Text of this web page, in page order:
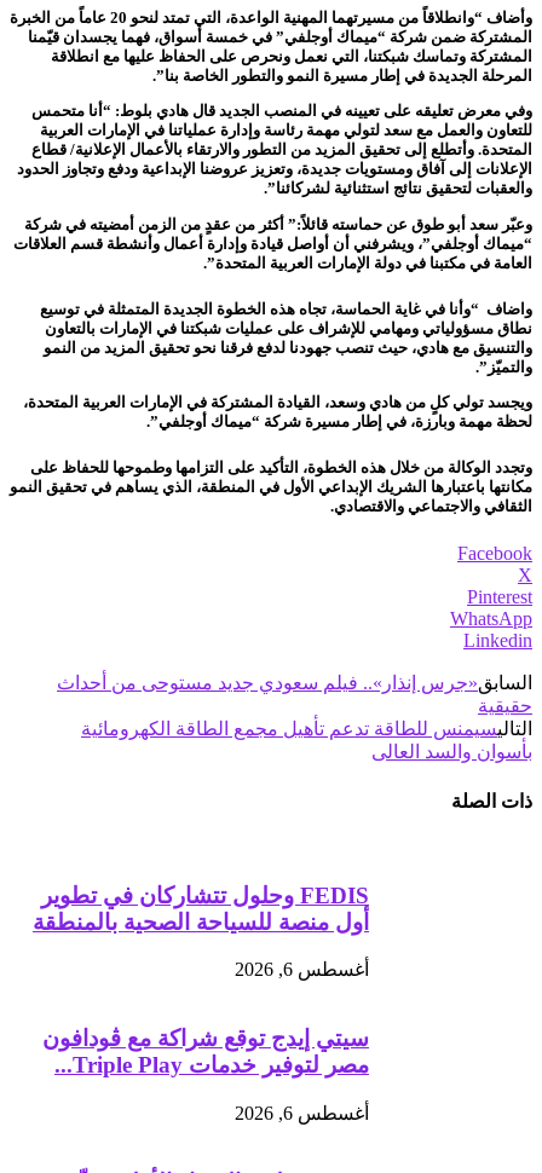
وأضاف “وانطلاقاً من مسيرتهما المهنية الواعدة، التي تمتد لنحو 20 عاماً من الخبرة
المشتركة ضمن شركة “ميماك أوجلفي” في خمسة أسواق، فهما يجسدان قيّمنا
المشتركة وتماسك شبكتنا، التي نعمل ونحرص على الحفاظ عليها مع انطلاقة
المرحلة الجديدة في إطار مسيرة النمو والتطور الخاصة بنا”.
وفي معرض تعليقه على تعيينه في المنصب الجديد قال هادي بلوط: “أنا متحمس
للتعاون والعمل مع سعد لتولي مهمة رئاسة وإدارة عملياتنا في الإمارات العربية
المتحدة. وأتطلع إلى تحقيق المزيد من التطور والارتقاء بالأعمال الإعلانية/ قطاع
الإعلانات إلى آفاق ومستويات جديدة، وتعزيز عروضنا الإبداعية ودفع وتجاوز الحدود
والعقبات لتحقيق نتائج استثنائية لشركائنا”.
وعبّر سعد أبو طوق عن حماسته قائلاً:” أكثر من عقدٍ من الزمن أمضيته في شركة
“ميماك أوجلفي”، ويشرفني أن أواصل قيادة وإدارة أعمال وأنشطة قسم العلاقات
العامة في مكتبنا في دولة الإمارات العربية المتحدة”.
واضاف “وأنا في غاية الحماسة، تجاه هذه الخطوة الجديدة المتمثلة في توسيع
نطاق مسؤولياتي ومهامي للإشراف على عمليات شبكتنا في الإمارات بالتعاون
والتنسيق مع هادي، حيث تنصب جهودنا لدفع فرقنا نحو تحقيق المزيد من النمو
والتميّز”.
ويجسد تولي كلٍ من هادي وسعد، القيادة المشتركة في الإمارات العربية المتحدة،
لحظة مهمة وبارزة، في إطار مسيرة شركة “ميماك أوجلفي”.
وتجدد الوكالة من خلال هذه الخطوة، التأكيد على التزامها وطموحها للحفاظ على
مكانتها باعتبارها الشريك الإبداعي الأول في المنطقة، الذي يساهم في تحقيق النمو
الثقافي والاجتماعي والاقتصادي.
Facebook
X
Pinterest
WhatsApp
Linkedin
السابق«جرس إنذار».. فيلم سعودي جديد مستوحى من أحداث
حقيقية
التاليسيمنس للطاقة تدعم تأهيل مجمع الطاقة الكهرومائية
بأسوان والسد العالى
ذات الصلة
FEDIS وحلول تتشاركان في تطوير
أول منصة للسياحة الصحية بالمنطقة
أغسطس 6, 2026
سيتي إيدج توقع شراكة مع ڤودافون
مصر لتوفير خدمات Triple Play...
أغسطس 6, 2026